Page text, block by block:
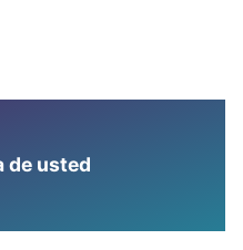
de usted